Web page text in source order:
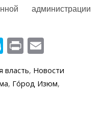
администрации
S
y
p
Pr
t ai
власть, Новости
, Го́род Изюм,